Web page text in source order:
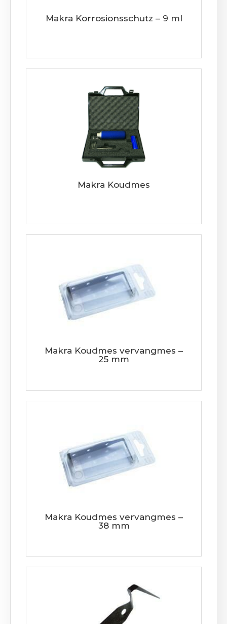
Makra Korrosionsschutz – 9 ml
Makra Koudmes
Makra Koudmes vervangmes –
25 mm
Makra Koudmes vervangmes –
38 mm